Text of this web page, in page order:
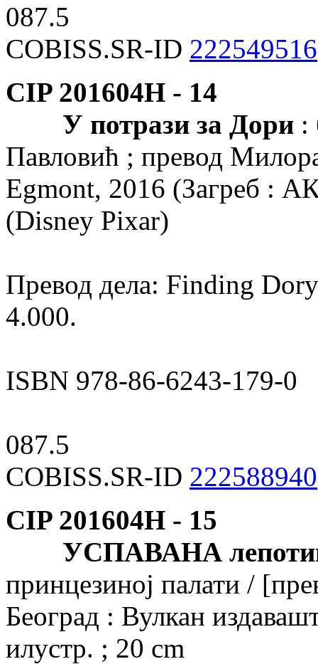
087.5
COBISS.SR-ID 222549516
CIP 201604Н - 14
У потрази за Дори :
Павловић ; превод
Egmont, 2016 (Загреб :
(Disney Pixar)
Превод дела: Finding
4.000.
ISBN 978-86-6243-179-0
087.5
COBISS.SR-ID 222588940
CIP 201604Н - 15
УСПАВАНА
принцезиној палати /
Београд : Вулкан
илустр. ; 20 cm